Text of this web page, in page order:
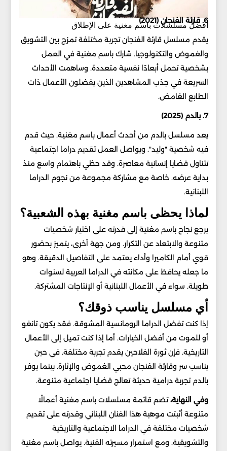
أفضل مسلسلات باسم مغنية على الإطلاق
6. قارئة الفنجان (2021)
يقدم مسلسل قارئة الفنجان تجربة مختلفة تمزج بين التشويق
والغموض والتكنولوجيا. شارك باسم مغنية في العمل
بشخصية تحمل أبعادًا نفسية متعددة. وساهمت الأحداث
السريعة في جذب المشاهدين الذين يفضلون الأعمال ذات
الطابع الغامض.
7. بالدم (2025)
يعد مسلسل بالدم من أحدث أعمال باسم مغنية. حيث قدم
فيه شخصية "وليد". ويواصل العمل تقديم دراما اجتماعية
تتناول قضايا إنسانية معاصرة. وقد حظي باهتمام واسع منذ
بداية عرضه. خاصة مع مشاركة مجموعة من نجوم الدراما
اللبنانية.
لماذا يحظى باسم مغنية بهذه الشعبية؟
يرجع نجاح باسم مغنية إلى قدرته على اختيار شخصيات
متنوعة والابتعاد عن التكرار. ومن جهة أخرى، يتميز بحضور
قوي أمام الكاميرا وأداء يعتمد على التفاصيل الدقيقة. وهو
ما جعله يحافظ على مكانته في الدراما العربية لسنوات
طويلة. سواء في الأعمال اللبنانية أو الإنتاجات المشتركة.
أي مسلسل يناسب ذوقك؟
إذا كنت تفضل الدراما الرومانسية المشوقة. فقد يكون تانغو
أو للموت من أفضل الخيارات. أما إذا كنت تميل إلى الأعمال
التاريخية. فإن ثورة الفلاحين يقدم تجربة مختلفة. في حين
يناسب سر وقارئة الفنجان محبي الغموض والإثارة. بينما يوفر
بالدم تجربة درامية حديثة تعالج قضايا اجتماعية متنوعة.
وفي النهاية،تضم قائمة مسلسلات باسم مغنية أعمالًا
متنوعة أثبتت موهبة هذا الفنان اللبناني وقدرته على تقديم
شخصيات مختلفة في الدراما الاجتماعية والتاريخية
والتشويقية. ومع استمرار مسيرته الفنية. يواصل باسم مغنية